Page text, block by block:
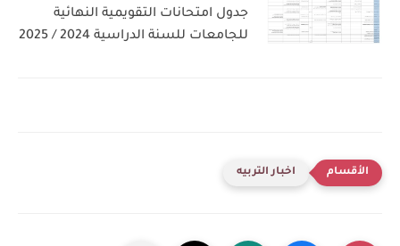
جدول امتحانات التقويمية النهائية
للجامعات للسنة الدراسية 2024 / 2025
اخبار التربيه